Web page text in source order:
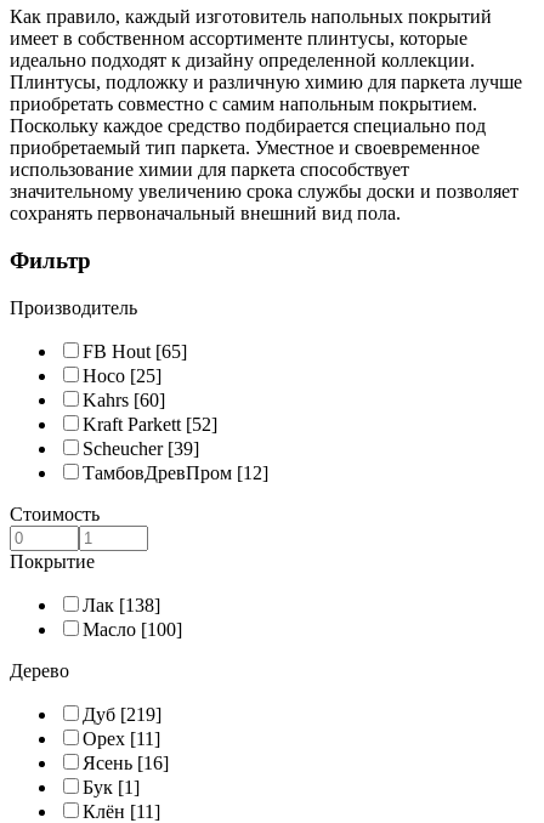
Как правило, каждый изготовитель напольных покрытий
имеет в собственном ассортименте плинтусы, которые
идеально подходят к дизайну определенной коллекции.
Плинтусы, подложку и различную химию для паркета лучше
приобретать совместно с самим напольным покрытием.
Поскольку каждое средство подбирается специально под
приобретаемый тип паркета. Уместное и своевременное
использование химии для паркета способствует
значительному увеличению срока службы доски и позволяет
сохранять первоначальный внешний вид пола.
Фильтр
Производитель
FB Hout [65]
Hoco [25]
Kahrs [60]
Kraft Parkett [52]
Scheucher[39]
ТамбовДревПром [12]
Стоимость
Покрытие
Лак [138]
Масло [100]
Дерево
Дуб [219]
Орех [11]
Ясень [16]
Бук [1]
Клён [11]